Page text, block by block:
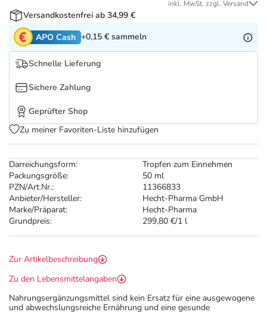
Tierapotheke
Vitamine & Mineralstoffe
Marken
Salus Deals
Darreichungsform:
Tropfen zum Einnehmen
Packungsgröße:
50 ml
PZN/Art.Nr.:
11366833
Anbieter/Hersteller:
Hecht-Pharma GmbH
Marke/Präparat:
Hecht-Pharma
Grundpreis:
299,80 €/1 l
inkl. MwSt. zzgl. Versand
Versandkostenfrei ab 34,99 €
APO Cash +0,15 € sammeln
Schnelle Lieferung
Sichere Zahlung
Geprüfter Shop
Zu meiner Favoriten-Liste hinzufügen
Zur Artikelbeschreibung
Zu den Lebensmittelangaben
Nahrungsergänzungsmittel sind kein Ersatz für eine ausgewogene
und abwechslungsreiche Ernährung und eine gesunde